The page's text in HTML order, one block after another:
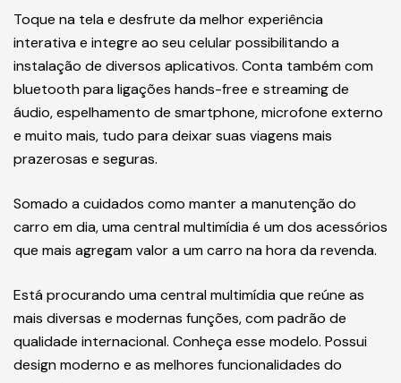
o veículo, melhora consideravelmente a experiência de
direção e eleva a tecnologia do carro. Em sua tela LCD
touch screen, além de vídeos e músicas, é possível ter
acesso a vários dispositivos e configurações do veículo,
centralizando quase todas as funções.
instalação de diversos aplicativos. Conta também com
bluetooth para ligações hands-free e streaming de
áudio, espelhamento de smartphone, microfone externo
prazerosas e seguras.
Somado a cuidados como manter a manutenção do
carro em dia, uma central multimídia é um dos acessórios